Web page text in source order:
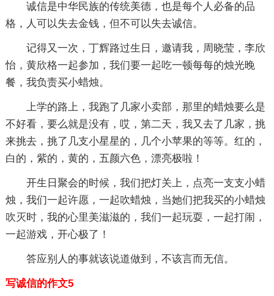
诚信是中华民族的传统美德，也是每个人必备的品
格，人可以失去金钱，但不可以失去诚信。
记得又一次，丁辉路过生日，邀请我，周晓莹，李欣
怡，黄欣格一起参加，我们要一起吃一顿每每的烛光晚
餐，我负责买小蜡烛。
上学的路上，我跑了几家小卖部，那里的蜡烛要么是
不好看，要么就是没有，哎，第二天，我又去了几家，挑
来挑去，挑了几支小星星的，几个小苹果的等等。红的，
白的，紫的，黄的，五颜六色，漂亮极啦！
开生日聚会的时候，我们把灯关上，点亮一支支小蜡
烛，我们一起许愿，一起吹蜡烛，当她们把我买的小蜡烛
吹灭时，我的心里美滋滋的，我们一起玩耍，一起打闹，
一起游戏，开心极了！
答应别人的事就该说道做到，不该言而无信。
写诚信的作文5